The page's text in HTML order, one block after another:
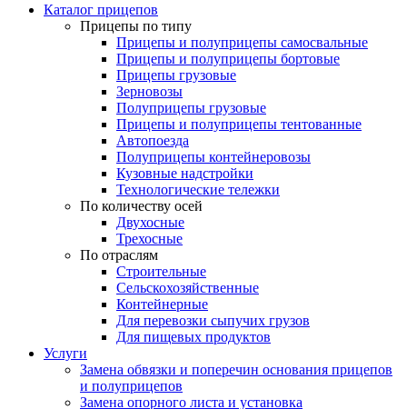
Каталог прицепов
Прицепы по типу
Прицепы и полуприцепы самосвальные
Прицепы и полуприцепы бортовые
Прицепы грузовые
Зерновозы
Полуприцепы грузовые
Прицепы и полуприцепы тентованные
Автопоезда
Полуприцепы контейнеровозы
Кузовные надстройки
Технологические тележки
По количеству осей
Двухосные
Трехосные
По отраслям
Строительные
Сельскохозяйственные
Контейнерные
Для перевозки сыпучих грузов
Для пищевых продуктов
Услуги
Замена обвязки и поперечин основания прицепов
и полуприцепов
Замена опорного листа и установка